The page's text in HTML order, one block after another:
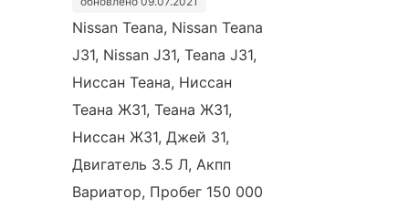
Nissan Teana, Nissan Teana
J31, Nissan J31, Teana J31,
Ниссан Теана, Ниссан
Теана Ж31, Теана Ж31,
Ниссан Ж31, Джей 31,
Двигатель 3.5 Л, Акпп
Вариатор, Пробег 150 000